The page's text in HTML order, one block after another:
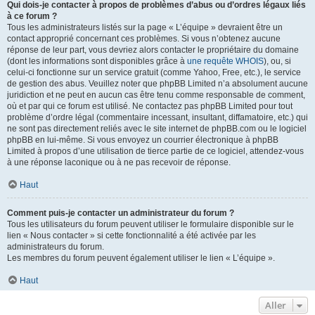
Qui dois-je contacter à propos de problèmes d’abus ou d’ordres légaux liés
à ce forum ?
Tous les administrateurs listés sur la page « L’équipe » devraient être un
contact approprié concernant ces problèmes. Si vous n’obtenez aucune
réponse de leur part, vous devriez alors contacter le propriétaire du domaine
(dont les informations sont disponibles grâce à une requête WHOIS), ou, si
celui-ci fonctionne sur un service gratuit (comme Yahoo, Free, etc.), le service
de gestion des abus. Veuillez noter que phpBB Limited n’a absolument aucune
juridiction et ne peut en aucun cas être tenu comme responsable de comment,
où et par qui ce forum est utilisé. Ne contactez pas phpBB Limited pour tout
problème d’ordre légal (commentaire incessant, insultant, diffamatoire, etc.) qui
ne sont pas directement reliés avec le site internet de phpBB.com ou le logiciel
phpBB en lui-même. Si vous envoyez un courrier électronique à phpBB
Limited à propos d’une utilisation de tierce partie de ce logiciel, attendez-vous
à une réponse laconique ou à ne pas recevoir de réponse.
Haut
Comment puis-je contacter un administrateur du forum ?
Tous les utilisateurs du forum peuvent utiliser le formulaire disponible sur le
lien « Nous contacter » si cette fonctionnalité a été activée par les
administrateurs du forum.
Les membres du forum peuvent également utiliser le lien « L’équipe ».
Haut
Aller